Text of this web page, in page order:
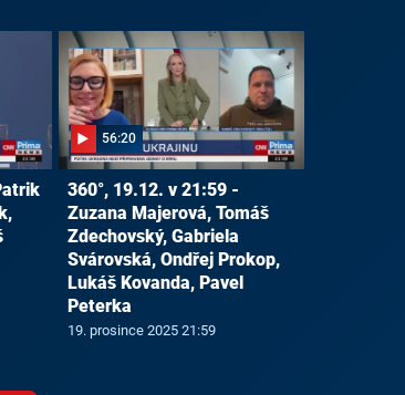
56:20
360°, 19.12. v 21:59 -
Zuzana Majerová, Tomáš
Zdechovský, Gabriela
Svárovská, Ondřej Prokop,
Lukáš Kovanda, Pavel
Peterka
19. prosince 2025 21:59